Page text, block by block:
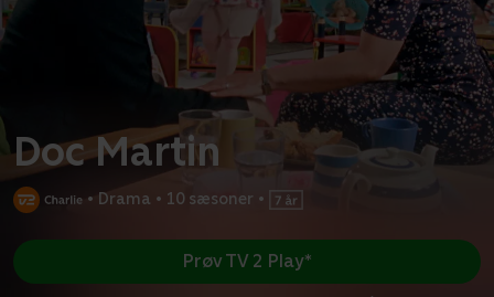
Doc Martin
• Drama • 10 sæsoner •
Prøv TV 2 Play*